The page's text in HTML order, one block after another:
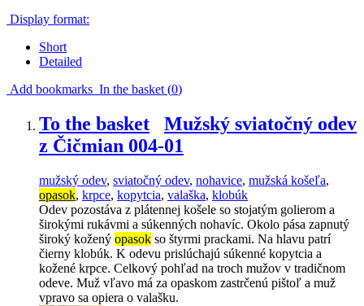
Display format:
Short
Detailed
Add bookmarks In the basket (0)
To the basket
Mužský sviatočný odev
z Čičmian 004-01
mužský odev, sviatočný odev, nohavice, mužská košeľa,
opasok, krpce, kopytcia, valaška, klobúk
Odev pozostáva z plátennej košele so stojatým golierom a
širokými rukávmi a súkenných nohavíc. Okolo pása zapnutý
široký kožený opasok so štyrmi prackami. Na hlavu patrí
čierny klobúk. K odevu prislúchajú súkenné kopytcia a
kožené krpce. Celkový pohľad na troch mužov v tradičnom
odeve. Muž vľavo má za opaskom zastrčenú pištoľ a muž
vpravo sa opiera o valašku.